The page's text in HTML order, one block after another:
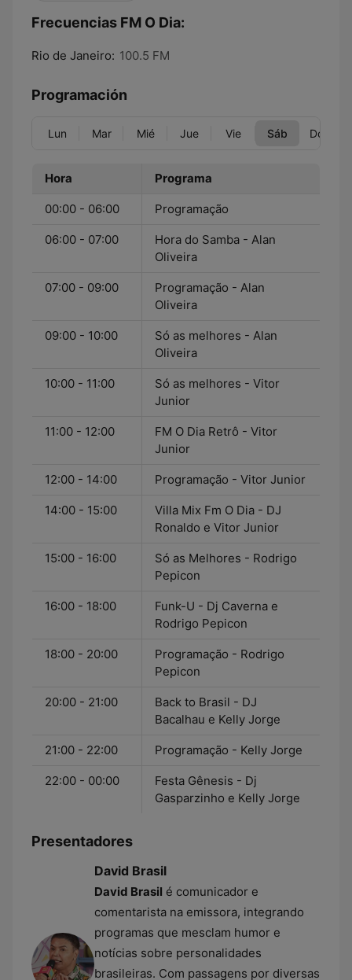
Frecuencias FM O Dia:
Rio de Janeiro: 100.5 FM
Programación
Lun Mar Mié Jue Vie Sáb Dom
Hora Programa
00:00 - 06:00 Programação
06:00 - 07:00
Hora do Samba - Alan
Oliveira
07:00 - 09:00
Programação - Alan
Oliveira
09:00 - 10:00
Só as melhores - Alan
Oliveira
10:00 - 11:00
Só as melhores - Vitor
Junior
11:00 - 12:00
FM O Dia Retrô - Vitor
Junior
12:00 - 14:00 Programação - Vitor Junior
14:00 - 15:00
Villa Mix Fm O Dia - DJ
Ronaldo e Vitor Junior
15:00 - 16:00
Só as Melhores - Rodrigo
Pepicon
16:00 - 18:00
Funk-U - Dj Caverna e
Rodrigo Pepicon
18:00 - 20:00
Programação - Rodrigo
Pepicon
20:00 - 21:00
Back to Brasil - DJ
Bacalhau e Kelly Jorge
21:00 - 22:00 Programação - Kelly Jorge
22:00 - 00:00
Festa Gênesis - Dj
Gasparzinho e Kelly Jorge
Presentadores
David Brasil
David Brasil é comunicador e
comentarista na emissora, integrando
programas que mesclam humor e
notícias sobre personalidades
brasileiras. Com passagens por diversas